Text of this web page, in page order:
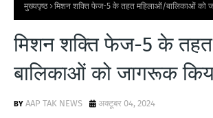
S
S
मुख्यपृष्ठ मिशन शक्ति फेज-5 के तहत महिलाओं/बालिकाओं को
मिशन शक्ति फेज-5 के
बालिकाओं को जागरूक
AAP TAK NEWS अक्टूबर 04, 2024